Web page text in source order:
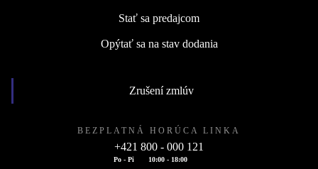
Stať sa predajcom
Opýtať sa na stav dodania
Zrušení zmlúv
BEZPLATNÁ HORÚCA LINKA
+421 800 - 000 121
Po - Pi
10:00 - 18:00